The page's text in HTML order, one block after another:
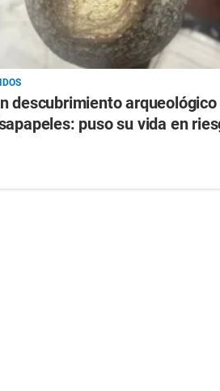
descubrimiento arqueológico
puso su vida en